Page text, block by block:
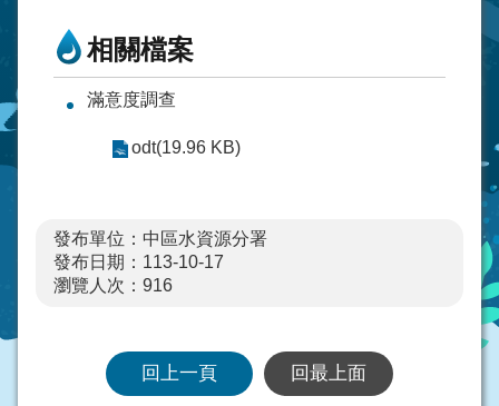
相關檔案
滿意度調查
odt(19.96 KB)
發布單位：中區水資源分署
發布日期：113-10-17
瀏覽人次： 916
回上一頁 回最上面